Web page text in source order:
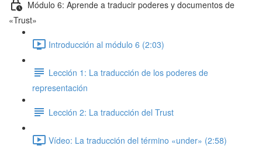
Módulo 6: Aprende a traducir poderes y documentos de
«Trust»
Introducción al módulo 6 (2:03)
Lección 1: La traducción de los poderes de
representación
Lección 2: La traducción del Trust
Vídeo: La traducción del término «under» (2:58)